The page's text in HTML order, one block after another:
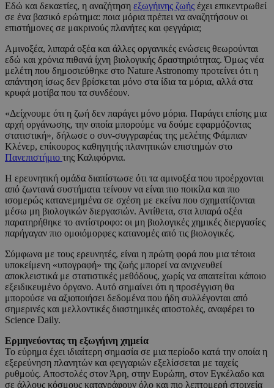
Εδώ και δεκαετίες, η αναζήτηση εξωγήινης ζωής έχει επικεντρωθεί
σε ένα βασικό ερώτημα: ποια μόρια πρέπει να αναζητήσουν οι
επιστήμονες σε μακρινούς πλανήτες και φεγγάρια;
Αμινοξέα, λιπαρά οξέα και άλλες οργανικές ενώσεις θεωρούνται
εδώ και χρόνια πιθανά ίχνη βιολογικής δραστηριότητας. Όμως νέα
μελέτη που δημοσιεύθηκε στο Nature Astronomy προτείνει ότι η
απάντηση ίσως δεν βρίσκεται μόνο στα ίδια τα μόρια, αλλά στα
κρυφά μοτίβα που τα συνδέουν.
«Δείχνουμε ότι η ζωή δεν παράγει μόνο μόρια. Παράγει επίσης μια
αρχή οργάνωσης, την οποία μπορούμε να δούμε εφαρμόζοντας
στατιστική», δήλωσε ο συν-συγγραφέας της μελέτης Φάμπιαν
Κλένερ, επίκουρος καθηγητής πλανητικών επιστημών στο
Πανεπιστήμιο της Καλιφόρνια.
Η ερευνητική ομάδα διαπίστωσε ότι τα αμινοξέα που προέρχονται
από ζωντανά συστήματα τείνουν να είναι πιο ποικίλα και πιο
ισομερώς κατανεμημένα σε σχέση με εκείνα που σχηματίζονται
μέσω μη βιολογικών διεργασιών. Αντίθετα, στα λιπαρά οξέα
παρατηρήθηκε το αντίστροφο: οι μη βιολογικές χημικές διεργασίες
παρήγαγαν πιο ομοιόμορφες κατανομές από τις βιολογικές.
Σύμφωνα με τους ερευνητές, είναι η πρώτη φορά που μια τέτοια
υποκείμενη «υπογραφή» της ζωής μπορεί να ανιχνευθεί
αποκλειστικά με στατιστικές μεθόδους, χωρίς να απαιτείται κάποιο
εξειδικευμένο όργανο. Αυτό σημαίνει ότι η προσέγγιση θα
μπορούσε να αξιοποιήσει δεδομένα που ήδη συλλέγονται από
σημερινές και μελλοντικές διαστημικές αποστολές, αναφέρει το
Science Daily.
Ερμηνεύοντας τη εξωγήινη χημεία
Το εύρημα έχει ιδιαίτερη σημασία σε μια περίοδο κατά την οποία η
εξερεύνηση πλανητών και φεγγαριών εξελίσσεται με ταχείς
ρυθμούς. Αποστολές στον Άρη, στην Ευρώπη, στον Εγκέλαδο και
σε άλλους κόσμους καταγράφουν όλο και πιο λεπτομερή στοιχεία